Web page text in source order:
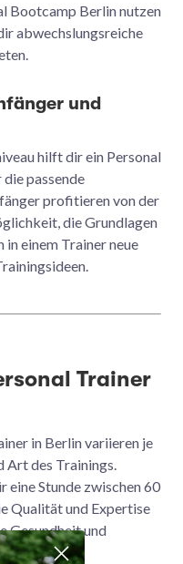
Bootcamp Berlin nutzen
abwechslungsreiche
und
hilft dir ein Personal
passende
profitieren von der
die Grundlagen
einem Trainer neue
Trainer
in Berlin variieren je
des Trainings.
eine Stunde zwischen 60
Qualität und Expertise
Gesundheit und